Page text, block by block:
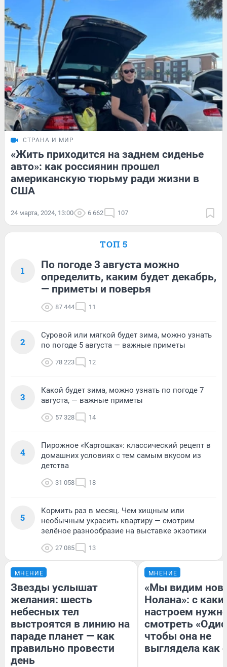
СТРАНА И МИР
«Жить приходится на заднем сиденье
авто»: как россиянин прошел
американскую тюрьму ради жизни в
США
24 марта, 2024, 13:00 6 662 107
ТОП 5
1
По погоде 3 августа можно
определить, каким будет декабрь,
— приметы и поверья
87 444 11
2
Суровой или мягкой будет зима, можно узнать
по погоде 5 августа — важные приметы
78 223 12
3
Какой будет зима, можно узнать по погоде 7
августа, — важные приметы
57 328 14
4
Пирожное «Картошка»: классический рецепт в
домашних условиях с тем самым вкусом из
детства
31 058 18
5
Кормить раз в месяц. Чем хищным или
необычным украсить квартиру — смотрим
зелёное разнообразие на выставке экзотики
27 085 13
МНЕНИЕ
Звезды услышат
желания: шесть
небесных тел
выстроятся в линию на
параде планет — как
правильно провести
день
МНЕНИЕ
«Мы видим
Нолана»: с
настроем
смотреть
чтобы она не
выглядела как